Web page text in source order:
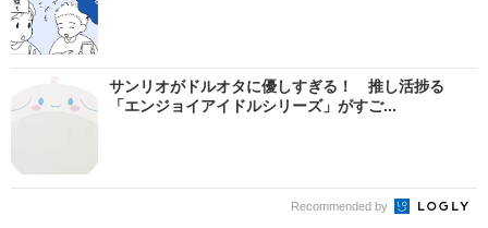
サンリオがドルオタに優しすぎる！ 推し活捗る
「エンジョイアイドルシリーズ」がすご...
Recommended by